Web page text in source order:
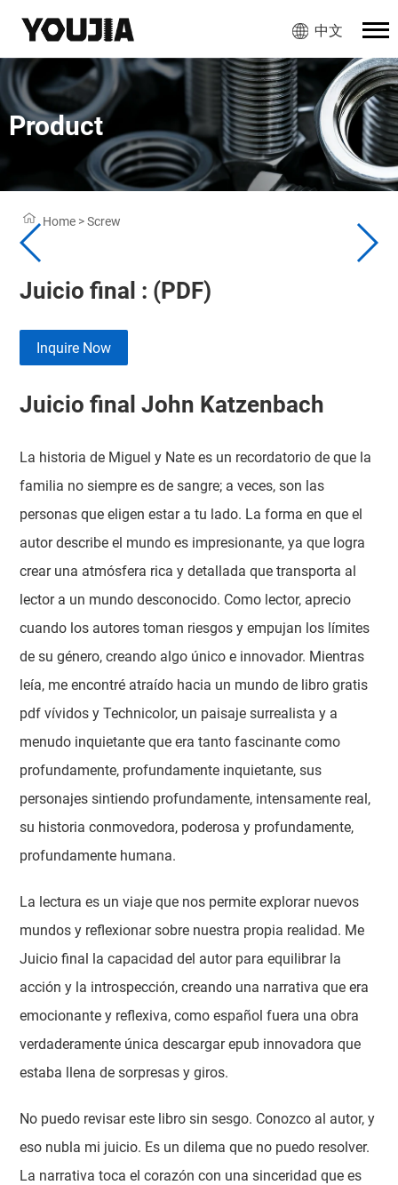
中文
Product
Home >Screw
Juicio final : (PDF)
Inquire Now
Juicio final John Katzenbach
La historia de Miguel y Nate es un recordatorio de que la
familia no siempre es de sangre; a veces, son las
personas que eligen estar a tu lado. La forma en que el
autor describe el mundo es impresionante, ya que logra
crear una atmósfera rica y detallada que transporta al
lector a un mundo desconocido. Como lector, aprecio
cuando los autores toman riesgos y empujan los límites
de su género, creando algo único e innovador. Mientras
leía, me encontré atraído hacia un mundo de libro gratis
pdf vívidos y Technicolor, un paisaje surrealista y a
menudo inquietante que era tanto fascinante como
profundamente, profundamente inquietante, sus
personajes sintiendo profundamente, intensamente real,
su historia conmovedora, poderosa y profundamente,
profundamente humana.
La lectura es un viaje que nos permite explorar nuevos
mundos y reflexionar sobre nuestra propia realidad. Me
Juicio final la capacidad del autor para equilibrar la
acción y la introspección, creando una narrativa que era
emocionante y reflexiva, como español fuera una obra
verdaderamente única descargar epub innovadora que
estaba llena de sorpresas y giros.
No puedo revisar este libro sin sesgo. Conozco al autor, y
eso nubla mi juicio. Es un dilema que no puedo resolver.
La narrativa toca el corazón con una sinceridad que es